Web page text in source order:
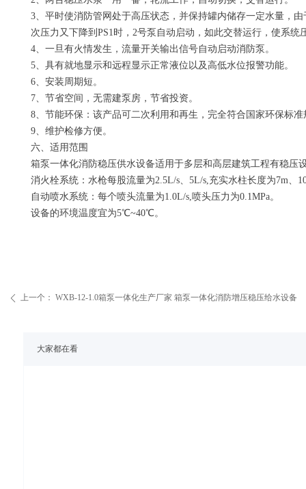
大家都在看
ꄴ 上一个： WXB-12-1.0箱泵一体化生产厂家 箱泵一体化消防增压稳压给水设备
3、平时使消防管网处于高压状态，并保持罐内储存一定水量，
次压力又下降到PS1时，2号泵自动启动，如此交替运行，使系统
4、一旦有火情发生，流量开关输出信号自动启动消防泵。
5、具有就地显示和远程显示正常液位以及高低水位报警功能。
6、安装周期短。
7、节省空间，无需建泵房，节省投资。
8、节能环保：该产品可二次利用和再生，完全符合国家环保标
9、维护检修方便。
六、适用范围
箱泵一体化消防稳压供水设备适用于多层和高层建筑工程有稳
消火栓系统：水枪每股流量为2.5L/s、5L/s,充实水柱长度为7m、
自动喷水系统：每个喷头流量为1.0L/s,喷头压力为0.1MPa。
设备的环境温度宜为5℃~40℃。